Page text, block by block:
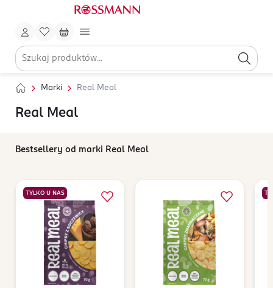
Marki Real Meal
Real Meal
Bestsellery od marki Real Meal
TYLKO U NAS